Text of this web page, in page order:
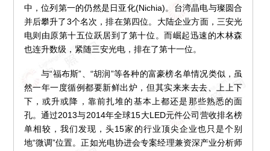
中，位列第一的仍然是日亚化(Nichia)。台湾晶电与璨圆合
并后攀升了3个名次，排在第四位。大陆企业方面，三安光
电则由原第十五位跃居到了第十位。而崛起迅速的木林森
也连升数级，紧随三安光电，排在了第十一位。
与“福布斯”、“胡润”等各种的富豪榜名单情况类似，虽
然一年一度循例都要新鲜出炉，但其实来来去去、上上下
下，或升或降，靠前扎堆的基本上都还是那些熟悉的面
孔。通过2013与2014年全球15大LED元件公司营收排名榜
单相较，我们发现，头15家的行业顶尖企业也只是个别
地“微调”位置。正如光电协进会专案经理兼资深产业分析师